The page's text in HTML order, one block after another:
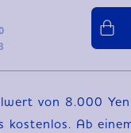
von 8.000
kostenlos. Ab